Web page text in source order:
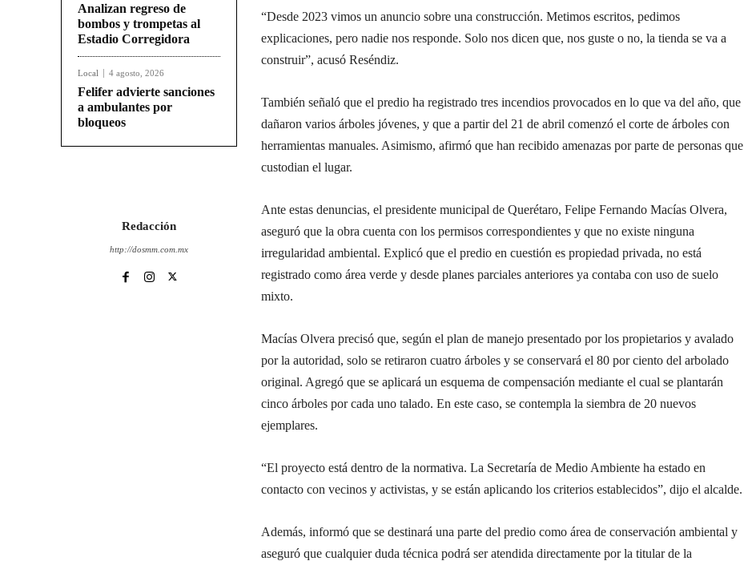
Analizan regreso de
bombos y trompetas al
Estadio Corregidora
Local 4 agosto, 2026
Felifer advierte sanciones
a ambulantes por
bloqueos
Redacción
http://dosmm.com.mx
“Desde 2023 vimos un anuncio sobre una construcción. Metimos escritos, pedimos
explicaciones, pero nadie nos responde. Solo nos dicen que, nos guste o no, la tienda se va a
construir”, acusó Reséndiz.
También señaló que el predio ha registrado tres incendios provocados en lo que va del año, que
dañaron varios árboles jóvenes, y que a partir del 21 de abril comenzó el corte de árboles con
herramientas manuales. Asimismo, afirmó que han recibido amenazas por parte de personas que
custodian el lugar.
Ante estas denuncias, el presidente municipal de Querétaro, Felipe Fernando Macías Olvera,
aseguró que la obra cuenta con los permisos correspondientes y que no existe ninguna
irregularidad ambiental. Explicó que el predio en cuestión es propiedad privada, no está
registrado como área verde y desde planes parciales anteriores ya contaba con uso de suelo
mixto.
Macías Olvera precisó que, según el plan de manejo presentado por los propietarios y avalado
por la autoridad, solo se retiraron cuatro árboles y se conservará el 80 por ciento del arbolado
original. Agregó que se aplicará un esquema de compensación mediante el cual se plantarán
cinco árboles por cada uno talado. En este caso, se contempla la siembra de 20 nuevos
ejemplares.
“El proyecto está dentro de la normativa. La Secretaría de Medio Ambiente ha estado en
contacto con vecinos y activistas, y se están aplicando los criterios establecidos”, dijo el alcalde.
Además, informó que se destinará una parte del predio como área de conservación ambiental y
aseguró que cualquier duda técnica podrá ser atendida directamente por la titular de la